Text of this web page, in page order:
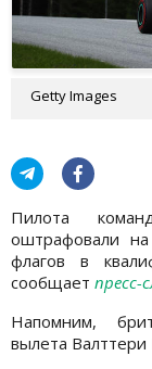
Getty Images
Пилота
оштрафовали
флагов в
сообщает пресс-
Напомним,
вылета Валттери